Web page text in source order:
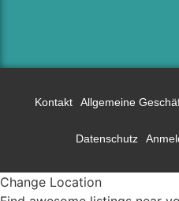
Kontakt Allgemeine
Datenschutz
Change Location